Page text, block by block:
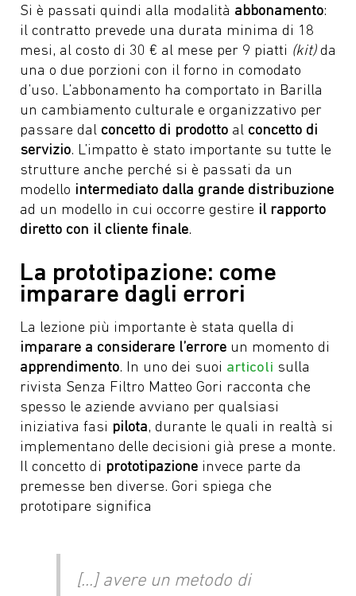
Si è passati quindi alla modalità abbonamento:
il contratto prevede una durata minima di 18
mesi, al costo di 30 € al mese per 9 piatti (kit)da
una o due porzioni con il forno in comodato
d’uso. L’abbonamento ha comportato in Barilla
un cambiamento culturale e organizzativo per
passare dal concetto di prodotto al concetto di
servizio. L’impatto è stato importante su tutte le
strutture anche perché si è passati da un
modello intermediato dalla grande distribuzione
ad un modello in cui occorre gestire il rapporto
diretto con il cliente finale.
La prototipazione: come
imparare dagli errori
La lezione più importante è stata quella di
imparare a considerare l’errore un momento di
apprendimento. In uno dei suoi articoli sulla
rivista Senza Filtro Matteo Gori racconta che
spesso le aziende avviano per qualsiasi
iniziativa fasi pilota, durante le quali in realtà si
implementano delle decisioni già prese a monte.
Il concetto di prototipazione invece parte da
premesse ben diverse. Gori spiega che
prototipare significa
[…] avere un metodo di